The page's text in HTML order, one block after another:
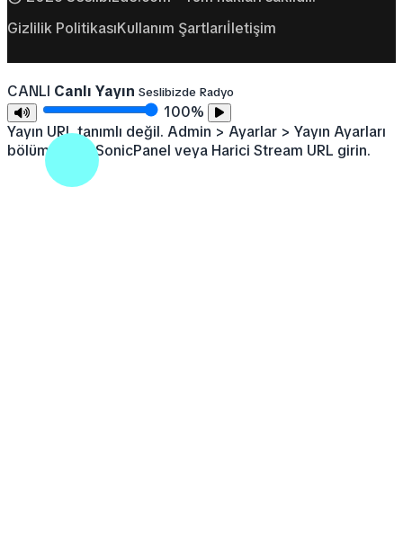
Gizlilik PolitikasıKullanım Şartlarıİletişim
CANLI Canlı Yayın Seslibizde Radyo
100%
Yayın URL tanımlı değil. Admin > Ayarlar > Yayın Ayarları
bölümünden SonicPanel veya Harici Stream URL girin.